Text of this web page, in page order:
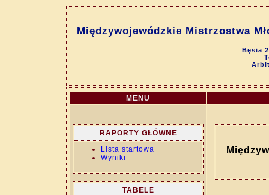
Międzywojewódzkie Mistrzostwa
Bęsia
MENU
RAPORTY GŁÓWNE
Lista startowa
Wyniki
TABELE